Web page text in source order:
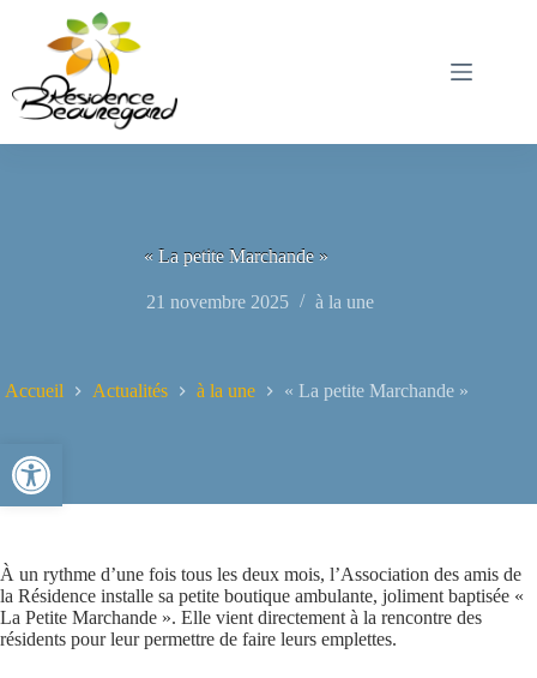
Ouvrir la barre d’outils
contenu
« La petite Marchande »
21 novembre 2025 à la une
Accueil Actualités à la une « La petite Marchande »
À un rythme d’une fois tous les deux mois, l’Association des amis de
la Résidence installe sa petite boutique ambulante, joliment baptisée «
La Petite Marchande ». Elle vient directement à la rencontre des
résidents pour leur permettre de faire leurs emplettes.